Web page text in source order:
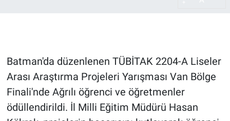
Batman'da düzenlenen TÜBİTAK 2204-A Liseler
Arası Araştırma Projeleri Yarışması Van Bölge
Finali'nde Ağrılı öğrenci ve öğretmenler
ödüllendirildi. İl Milli Eğitim Müdürü Hasan